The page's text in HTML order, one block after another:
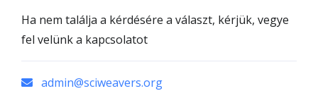
Ha nem találja a kérdésére a választ, kérjük, vegye
fel velünk a kapcsolatot
admin@sciweavers.org